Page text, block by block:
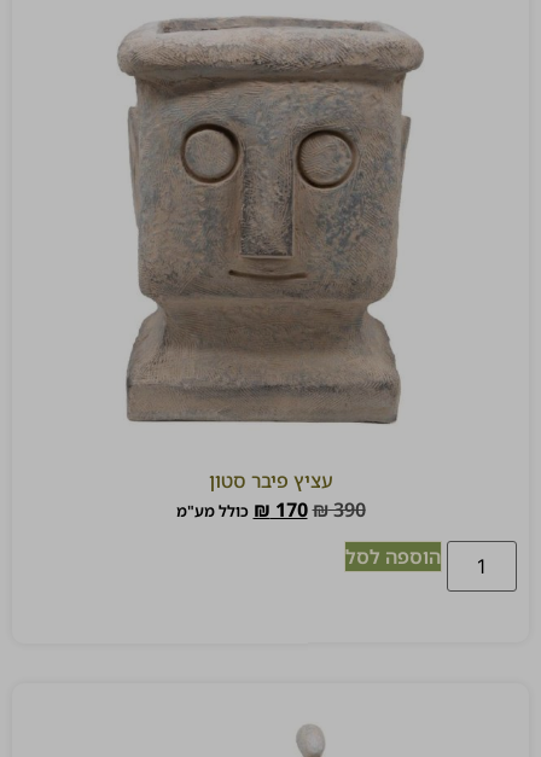
עציץ פיבר סטון
₪390
₪ 170 כולל מע"מ
הוספה לסל